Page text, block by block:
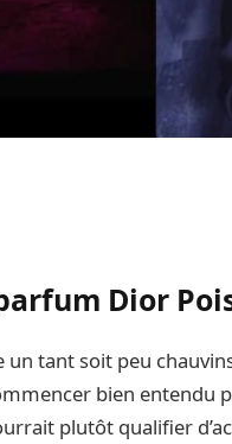
Dior
tant soit peu
bien entendu
plutôt qualifier